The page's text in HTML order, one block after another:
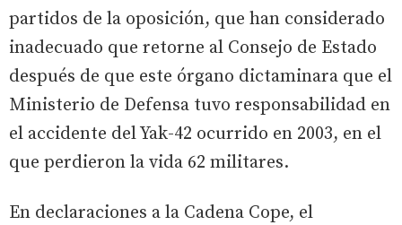
partidos de la oposición, que han considerado
inadecuado que retorne al Consejo de Estado
después de que este órgano dictaminara que el
Ministerio de Defensa tuvo responsabilidad en
el accidente del Yak-42 ocurrido en 2003, en el
que perdieron la vida 62 militares.
En declaraciones a la Cadena Cope, el